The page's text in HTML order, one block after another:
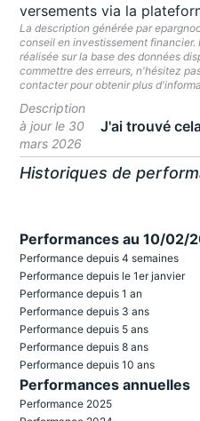
versements via la
La description générée par
conseil en investissement
réalisée sur la base des données
commettre des erreurs, n'hésitez
contacter pour obtenir plus
Description
à jour le 30
mars 2026
J'ai trouvé
Historiques de
Performances au 10/02/
Performance depuis 4 semaines
Performance depuis le 1er janvier
Performance depuis 1 an
Performance depuis 3 ans
Performance depuis 5 ans
Performance depuis 8 ans
Performance depuis 10 ans
Performances annuelles
Performance 2025